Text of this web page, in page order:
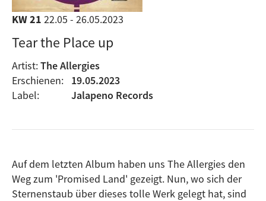
KW 21 22.05 - 26.05.2023
Tear the Place up
Artist:The Allergies
Erschienen:
19.05.2023
Label:
Jalapeno Records
Auf dem letzten Album haben uns The Allergies den
Weg zum 'Promised Land' gezeigt. Nun, wo sich der
Sternenstaub über dieses tolle Werk gelegt hat, sind